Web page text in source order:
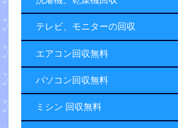
テレビ、モニターの回収
エアコン回収無料
パソコン回収無料
ミシン 回収無料